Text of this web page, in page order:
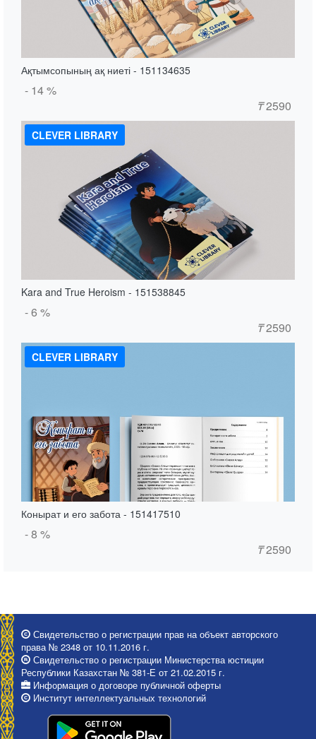
Ақтымсопының ақ ниеті - 151134635
- 14 %
₸2590
CLEVER LIBRARY
Kara and True Heroism - 151538845
- 6 %
₸2590
CLEVER LIBRARY
Конырат и его забота - 151417510
- 8 %
₸2590
Свидетельство о регистрации прав на объект авторского
права № 2348 от 10.11.2016 г.
Свидетельство о регистрации Министерства юстиции
Республики Казахстан № 381-Е от 21.02.2015 г.
Информация о договоре публичной оферты
Институт интеллектуальных технологий